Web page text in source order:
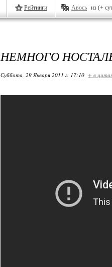
Рейтинги Авось из (+
НЕМНОГО
Суббота, 29 Января 2011 г. 17:10 + в